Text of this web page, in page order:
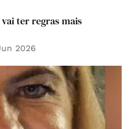
vai ter regras mais
2026